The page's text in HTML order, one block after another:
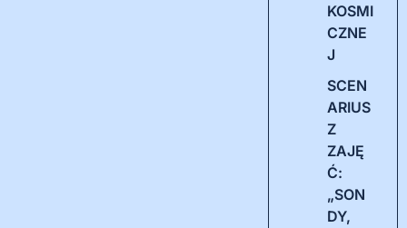
KOSMI
CZNE
J
SCEN
ARIUS
Z
ZAJĘ
Ć:
„SON
DY,